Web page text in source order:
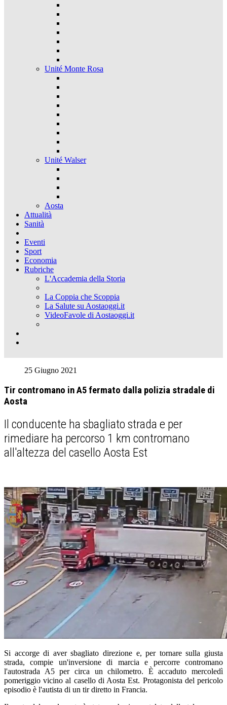
Unité Monte Rosa
Unité Walser
Aosta
Attualità
Sanità
Eventi
Sport
Economia
Rubriche
L'Accademia della Storia
La Coppia che Scoppia
La Salute su Aostaoggi.it
VideoFavole di Aostaoggi.it
25 Giugno 2021
Tir contromano in A5 fermato dalla polizia stradale di
Aosta
Il conducente ha sbagliato strada e per
rimediare ha percorso 1 km contromano
all'altezza del casello Aosta Est
Si accorge di aver sbagliato direzione e, per tornare sulla giusta
strada, compie un'inversione di marcia e percorre contromano
l'autostrada A5 per circa un chilometro. È accaduto mercoledì
pomeriggio vicino al casello di Aosta Est. Protagonista del pericolo
episodio è l'autista di un tir diretto in Francia.